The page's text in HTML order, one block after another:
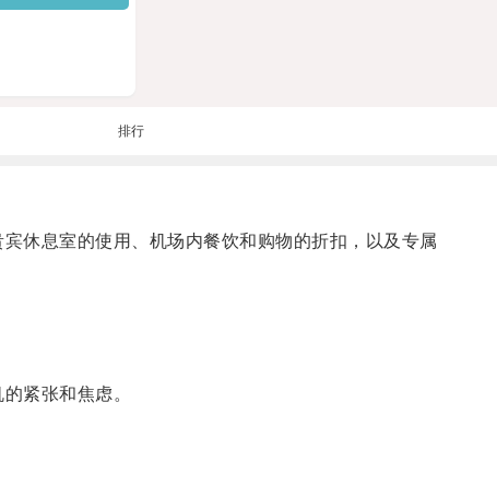
排行
休息室的使用、机场内餐饮和购物的折扣，以及专属
紧张和焦虑。